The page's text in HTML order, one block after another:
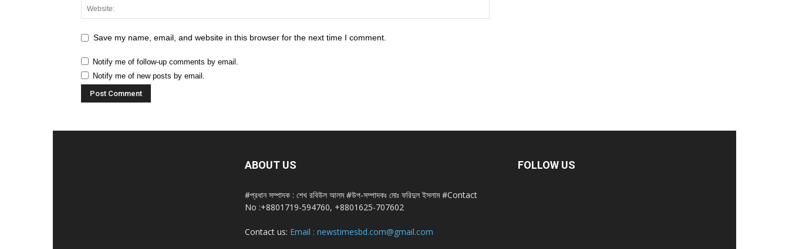
Save my name, email, and website in this browser for the next time I comment.
Notify me of follow-up comments by email.
Notify me of new posts by email.
ABOUT US
#প্রধান সম্পাদক : শেখ রবিউল আলম #উপ-সম্পাদকঃ মোঃ ফরিদুল ইসলাম #Contact
No :+8801719-594760, +8801625-707602
Contact us: Email : newstimesbd.com@gmail.com
FOLLOW US